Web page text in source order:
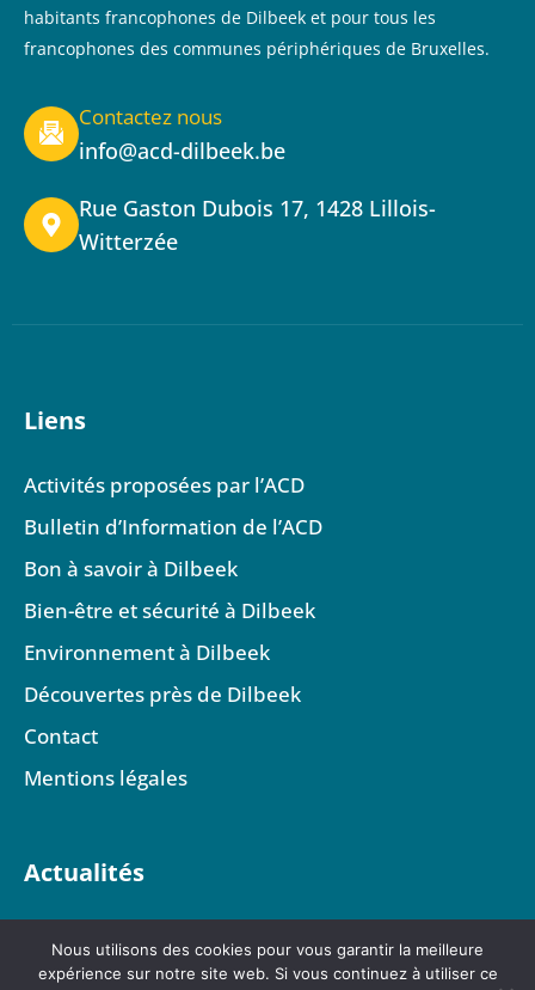
habitants francophones de Dilbeek et pour tous les
francophones des communes périphériques de Bruxelles.
Contactez nous
info@acd-dilbeek.be
Rue Gaston Dubois 17, 1428 Lillois-
Witterzée
Liens
Activités proposées par l’ACD
Bulletin d’Information de l’ACD
Bon à savoir à Dilbeek
Bien-être et sécurité à Dilbeek
Environnement à Dilbeek
Découvertes près de Dilbeek
Contact
Mentions légales
Actualités
Nous utilisons des cookies pour vous garantir la meilleure
expérience sur notre site web. Si vous continuez à utiliser ce